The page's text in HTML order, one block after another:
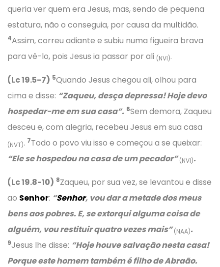
queria ver quem era Jesus, mas, sendo de pequena
estatura, não o conseguia, por causa da multidão.
4Assim, correu adiante e subiu numa figueira brava
para vê-lo, pois Jesus ia passar por ali (NVI).
(Lc 19.5-7) 5Quando Jesus chegou ali, olhou para
cima e disse: “Zaqueu, desça depressa! Hoje devo
hospedar-me em sua casa”. 6Sem demora, Zaqueu
desceu e, com alegria, recebeu Jesus em sua casa
(NVT). 7Todo o povo viu isso e começou a se queixar:
“Ele se hospedou na casa de um pecador”(NVI).
(Lc 19.8-10) 8Zaqueu, por sua vez, se levantou e disse
ao Senhor: “Senhor, vou dar a metade dos meus
bens aos pobres. E, se extorqui alguma coisa de
alguém, vou restituir quatro vezes mais”(NAA).
9Jesus lhe disse: “Hoje houve salvação nesta casa!
Porque este homem também é filho de Abraão.